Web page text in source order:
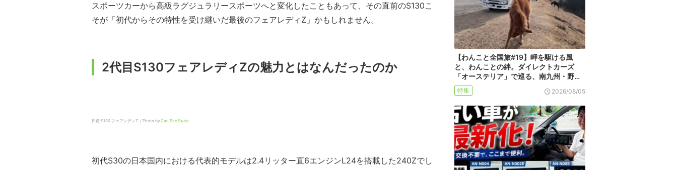
スポーツカーから高級ラグジュラリースポーツへと変化したこともあって、その直前のS130こ
そが「初代からその特性を受け継いだ最後のフェアレディZ」かもしれません。
2代目S130フェアレディZの魅力とはなんだったのか
日産 S130 フェアレディZ / Photo by Can Pac Swire
初代S30の日本国内における代表的モデルは2.4リッター直6エンジンL24を搭載した240Zでし
【わんこと全国旅#19】岬を駆ける風
と、わんことの絆。ダイレクトカーズ
「オーステリア」で巡る、南九州・野…
特集 2026/08/05